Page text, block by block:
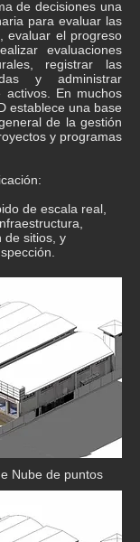
de decisiones una
para evaluar las
evaluar el progreso
evaluaciones
registrar las
y administrar
activos. En muchos
establece una base
de la gestión
y programas
de escala real,
de sitios, y
Nube de puntos